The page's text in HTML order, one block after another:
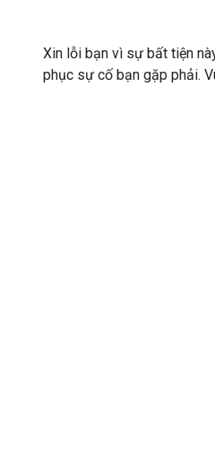
Xin lỗi bạn vì sự bất tiện
phục sự cố bạn gặp phải.